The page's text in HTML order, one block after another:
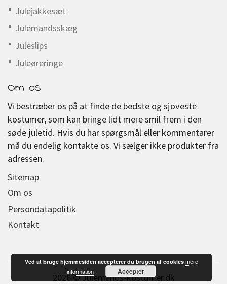
Julejakkesæt
Julemandsskæg
Juleslips
Juleøreringe
Om os
Vi bestræber os på at finde de bedste og sjoveste
kostumer, som kan bringe lidt mere smil frem i den
søde juletid. Hvis du har spørgsmål eller kommentarer
må du endelig kontakte os. Vi sælger ikke produkter fra
adressen.
Sitemap
Om os
Persondatapolitik
Kontakt
2026 © Julemands-kostumer.dk
Ved at bruge hjemmesiden accepterer du brugen af cookiesmere
information
Accepter